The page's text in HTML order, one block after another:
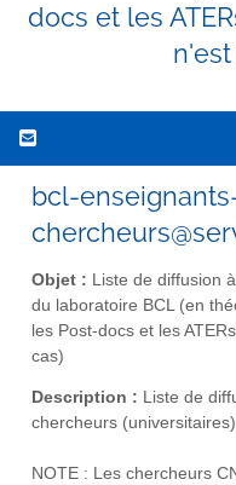
docs et les
bcl-
Objet : Liste de diffusion
du laboratoire BCL (en
les Post-docs et les
cas)
Description : Liste de
chercheurs
NOTE : Les chercheurs